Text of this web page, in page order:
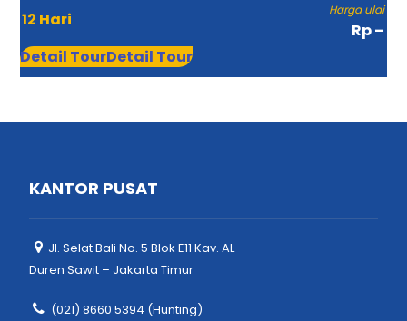
12 Hari Harga ulai
Rp –
Detail TourDetail Tour
KANTOR PUSAT
Jl. Selat Bali No. 5 Blok E11 Kav. AL
Duren Sawit – Jakarta Timur
(021) 8660 5394 (Hunting)